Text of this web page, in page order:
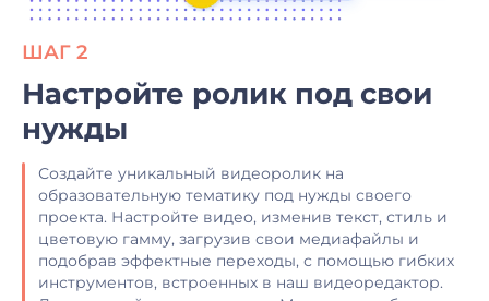
ШАГ 2
Настройте ролик под свои
нужды
Создайте уникальный видеоролик на
образовательную тематику под нужды своего
проекта. Настройте видео, изменив текст, стиль и
цветовую гамму, загрузив свои медиафайлы и
подобрав эффектные переходы, с помощью гибких
инструментов, встроенных в наш видеоредактор.